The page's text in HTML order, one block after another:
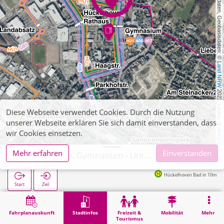
, Kartendaten, Geobasisdaten: ©
Land NRW
2021, Lizenz
dl-de/by-2-0
Fahrplanauskunft Stadtinfos
Freizeit &
Tourismus
Mobilität Mehr
Start Ziel
Hückelhoven Bad in 10m
Stadtinfos Hückelhoven, Gymnasium - Unterstufengebäude
Diese Webseite verwendet Cookies. Durch die Nutzung
unserer Webseite erklären Sie sich damit einverstanden, dass
wir Cookies einsetzen.
Mehr erfahren
Einverstanden